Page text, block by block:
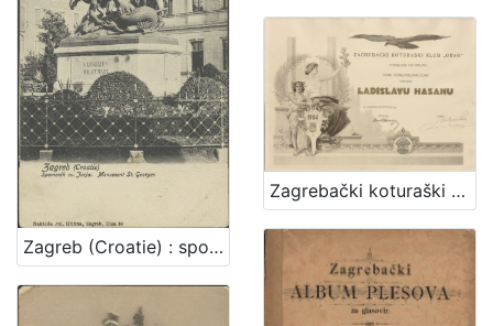
Zagreb (Croatie) : spomenik sv. Jurja = monument St. Georges
Zagrebački koturaški klub "Orao"